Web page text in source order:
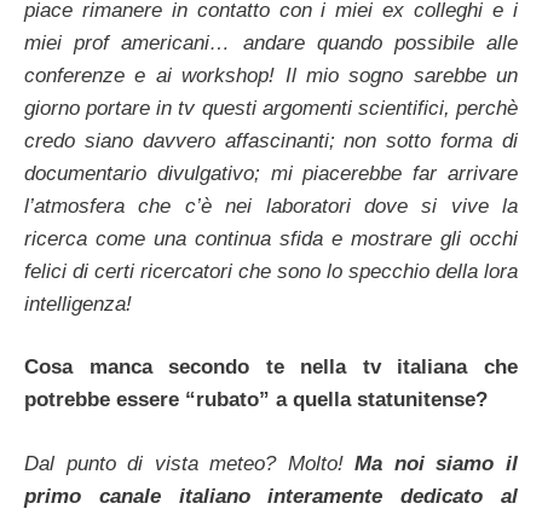
piace rimanere in contatto con i miei ex colleghi e i
miei prof americani… andare quando possibile alle
conferenze e ai workshop! Il mio sogno sarebbe un
giorno portare in tv questi argomenti scientifici, perchè
credo siano davvero affascinanti; non sotto forma di
documentario divulgativo; mi piacerebbe far arrivare
l’atmosfera che c’è nei laboratori dove si vive la
ricerca come una continua sfida e mostrare gli occhi
felici di certi ricercatori che sono lo specchio della lora
intelligenza!
Cosa manca secondo te nella tv italiana che
potrebbe essere “rubato” a quella statunitense?
Dal punto di vista meteo? Molto!Ma noi siamo il
primo canale italiano interamente dedicato al